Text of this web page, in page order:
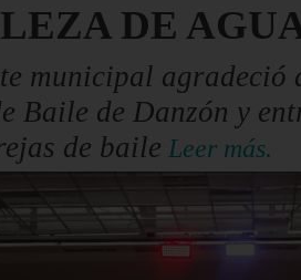
DE
municipal agradeció
Baile de Danzón y
de baile Leer más.